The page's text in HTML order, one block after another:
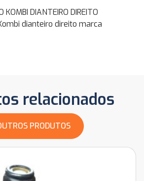
KOMBI DIANTEIRO DIREITO
dianteiro direito marca
relacionados
PRODUTOS